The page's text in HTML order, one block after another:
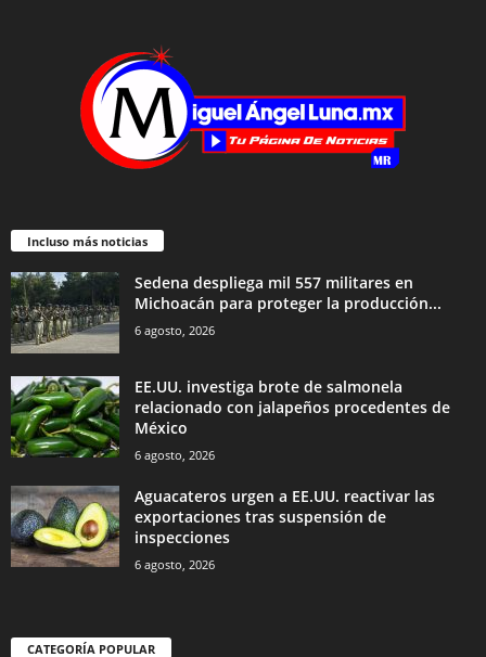
Incluso más noticias
Sedena despliega mil 557 militares en
Michoacán para proteger la producción...
6 agosto, 2026
EE.UU. investiga brote de salmonela
relacionado con jalapeños procedentes de
México
6 agosto, 2026
Aguacateros urgen a EE.UU. reactivar las
exportaciones tras suspensión de
inspecciones
6 agosto, 2026
CATEGORÍA POPULAR